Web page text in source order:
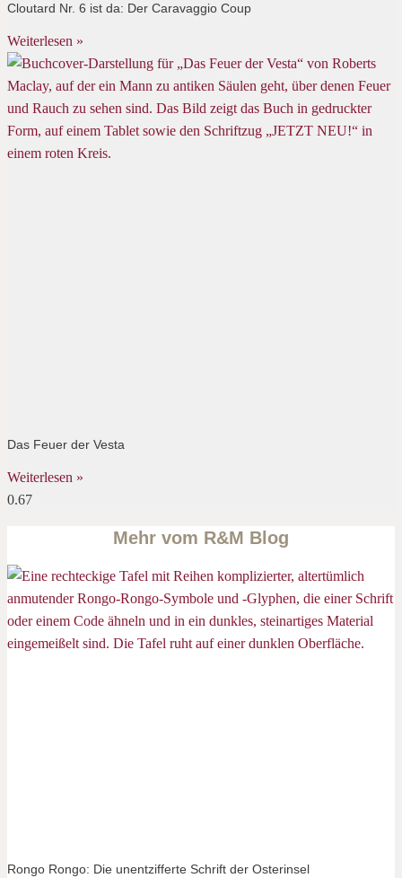
Cloutard Nr. 6 ist da: Der Caravaggio Coup
Weiterlesen »
Das Feuer der Vesta
Weiterlesen »
Mehr vom R&M Blog
Rongo Rongo: Die unentzifferte Schrift der Osterinsel